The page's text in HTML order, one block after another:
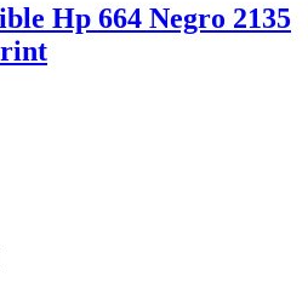
Hp 664 Negro 2135